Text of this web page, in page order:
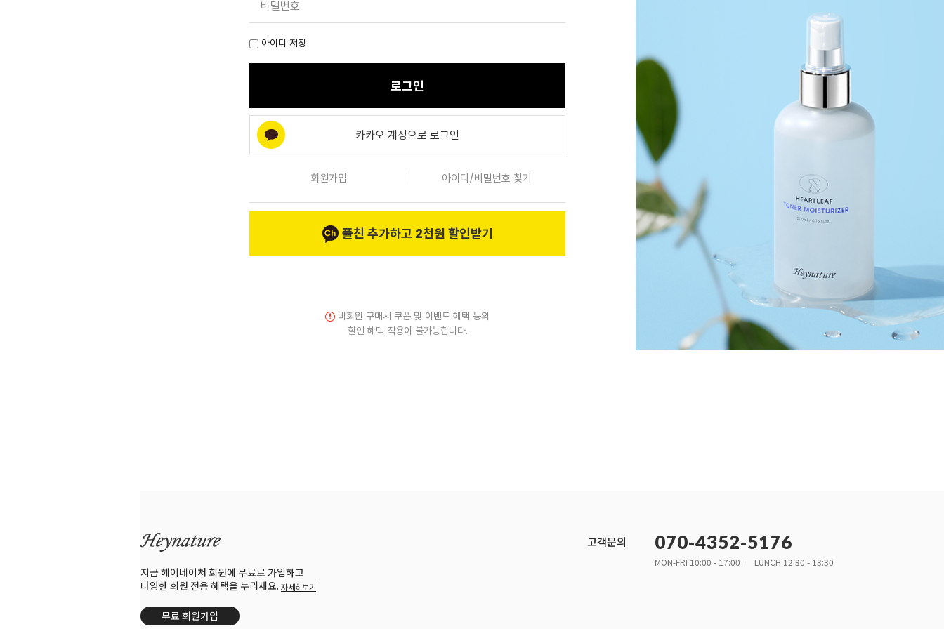
비밀번호
아이디 저장
로그인
카카오 계정으로 로그인
회원가입 아이디/비밀번호 찾기
플친 추가하고 2천원 할인받기
비회원 구매시 쿠폰 및 이벤트 혜택 등의
할인 혜택 적용이 불가능합니다.
지금 헤이네이처 회원에 무료로 가입하고
다양한 회원 전용 혜택을 누리세요. 자세히보기
무료 회원가입
고객문의 070-4352-5176
MON-FRI 10:00 - 17:00 LUNCH 12:30 - 13:30